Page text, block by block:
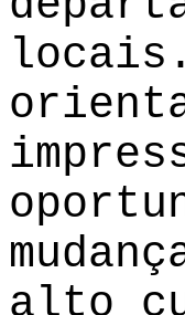
alto